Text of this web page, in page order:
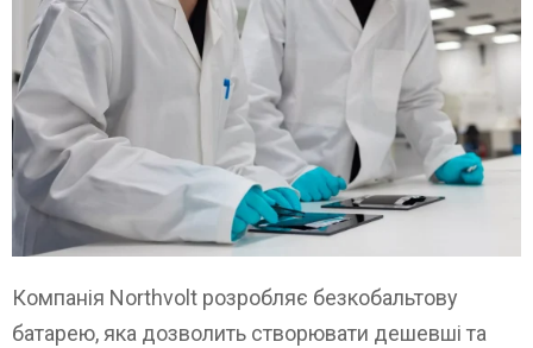
Компанія Northvolt розробляє безкобальтову
батарею, яка дозволить створювати дешевші та